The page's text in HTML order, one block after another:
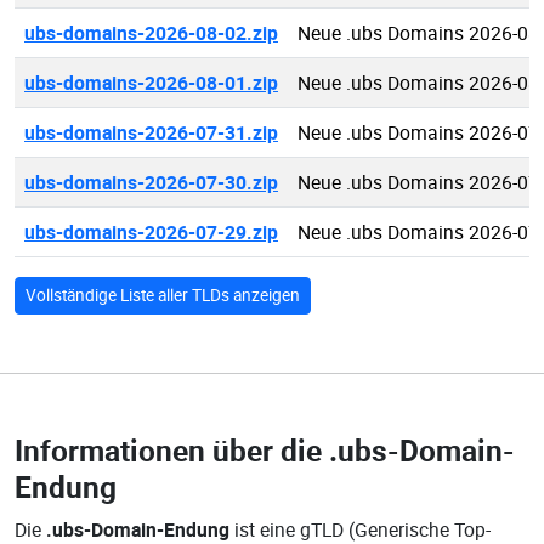
ubs-domains-2026-08-02.zip
Neue .ubs Domains 2026-
ubs-domains-2026-08-01.zip
Neue .ubs Domains 2026-
ubs-domains-2026-07-31.zip
Neue .ubs Domains 2026-
ubs-domains-2026-07-30.zip
Neue .ubs Domains 2026-
ubs-domains-2026-07-29.zip
Neue .ubs Domains 2026-
Vollständige Liste aller TLDs anzeigen
Informationen über die .ubs-Domain-
Endung
Die .ubs-Domain-Endung ist eine gTLD (Generische Top-